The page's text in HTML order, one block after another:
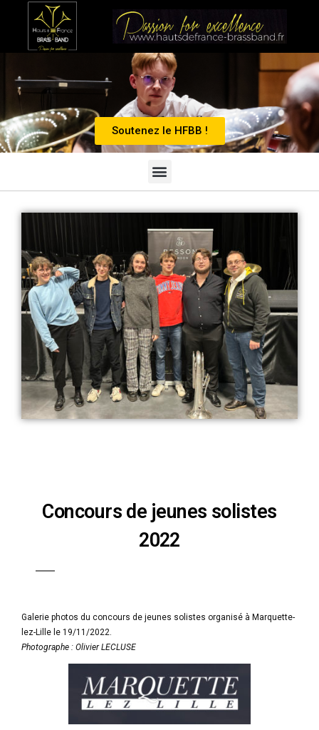
Soutenez le HFBB !
Concours de jeunes solistes
2022
Galerie photos du concours de jeunes solistes organisé à Marquette-
lez-Lille le 19/11/2022.
Photographe : Olivier LECLUSE